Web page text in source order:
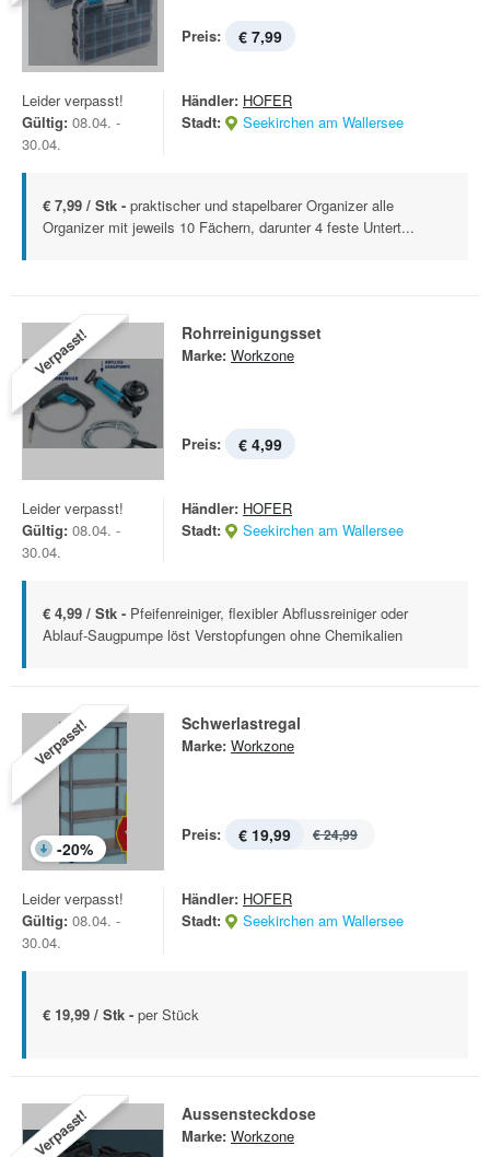
Preis: € 7,99
Leider verpasst!
Gültig: 08.04. -
30.04.
Händler: HOFER
Stadt:
Seekirchen am Wallersee
€ 7,99 / Stk - praktischer und stapelbarer Organizer alle
Organizer mit jeweils 10 Fächern, darunter 4 feste Untert...
Verpasst! Rohrreinigungsset
Marke: Workzone
Preis: € 4,99
Leider verpasst!
Gültig: 08.04. -
30.04.
Händler: HOFER
Stadt:
Seekirchen am Wallersee
€ 4,99 / Stk - Pfeifenreiniger, flexibler Abflussreiniger oder
Ablauf-Saugpumpe löst Verstopfungen ohne Chemikalien
Verpasst!
-20%
Schwerlastregal
Marke: Workzone
Preis: € 19,99 € 24,99
Leider verpasst!
Gültig: 08.04. -
30.04.
Händler: HOFER
Stadt:
Seekirchen am Wallersee
€ 19,99 / Stk - per Stück
Verpasst! Aussensteckdose
Marke: Workzone